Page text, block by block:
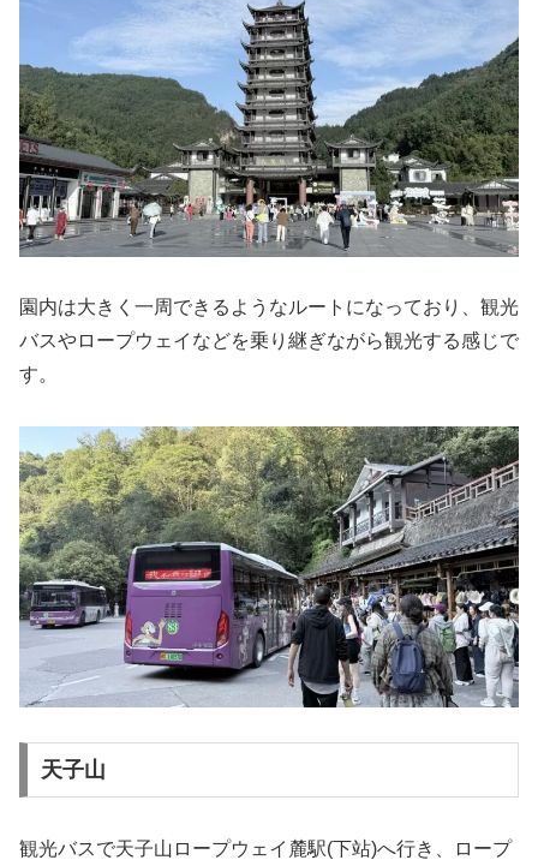
園内は大きく一周できるようなルートになっており、観光
バスやロープウェイなどを乗り継ぎながら観光する感じで
す。
天子山
観光バスで天子山ロープウェイ麓駅(下站)へ行き、ロープ